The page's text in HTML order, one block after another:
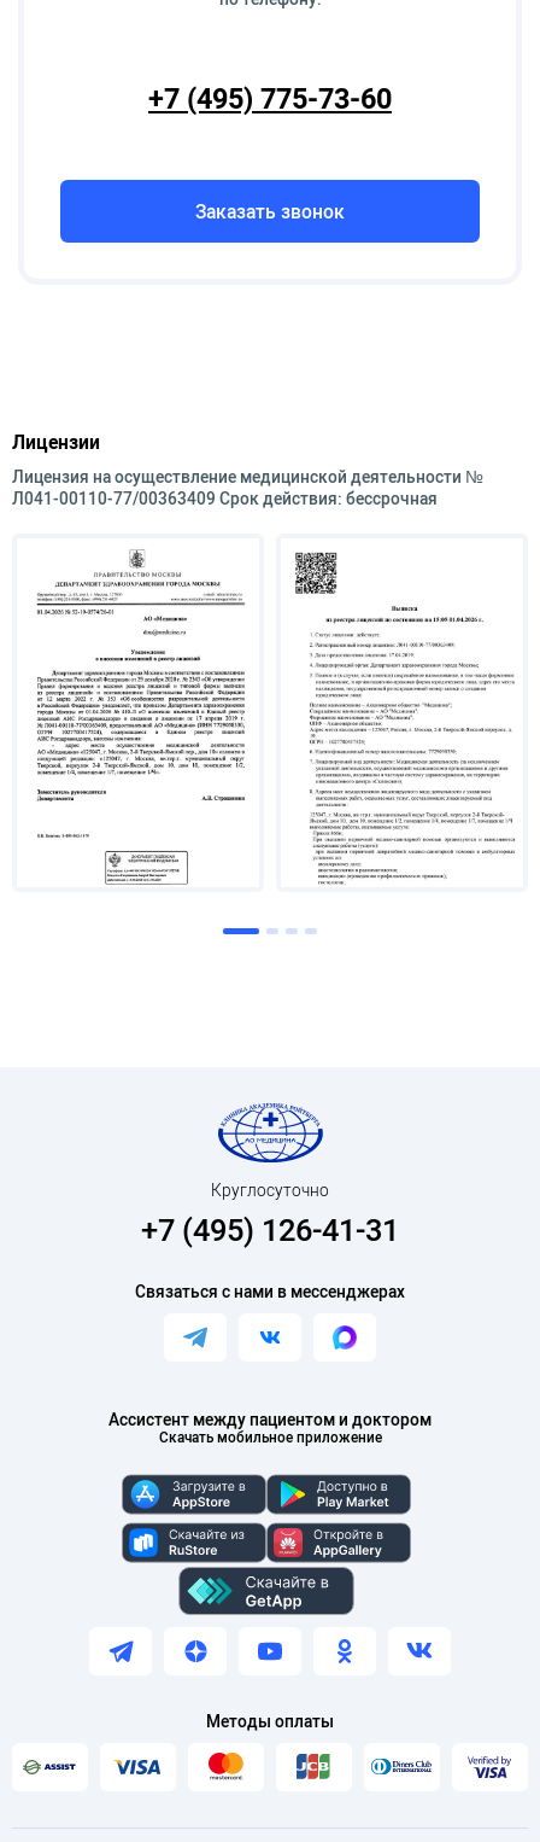
+7 (495) 775-73-60
Заказать звонок
Лицензии
Лицензия на осуществление медицинской деятельности №
Л041-00110-77/00363409 Срок действия: бессрочная
Ассистент между пациентом и доктором
Скачать мобильное приложение
Круглосуточно
+7 (495) 126-41-31
Связаться с нами в мессенджерах
Методы оплаты